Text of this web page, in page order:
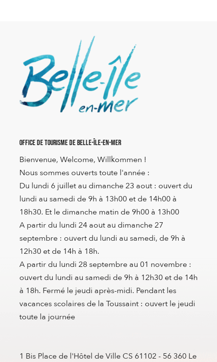
Office de Tourisme de Belle-Île-en-Mer
Bienvenue, Welcome, Willkommen !
Nous sommes ouverts toute l'année :
Du lundi 6 juillet au dimanche 23 aout : ouvert du
lundi au samedi de 9h à 13h00 et de 14h00 à
18h30. Et le dimanche matin de 9h00 à 13h00
A partir du lundi 24 aout au dimanche 27
septembre : ouvert du lundi au samedi, de 9h à
12h30 et de 14h à 18h.
A partir du lundi 28 septembre au 01 novembre :
ouvert du lundi au samedi de 9h à 12h30 et de 14h
à 18h. Fermé le jeudi après-midi. Pendant les
vacances scolaires de la Toussaint : ouvert le jeudi
toute la journée
1 Bis Place de l'Hôtel de Ville CS 61102 - 56 360 Le